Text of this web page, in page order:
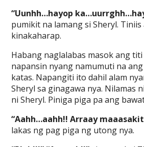
“Uunhh…hayop
pumikit na lamang si Sheryl.
kinakaharap.
Habang naglalabas masok ang
napansin nyang namumuti na
katas. Napangiti ito dahil alam
Sheryl sa ginagawa nya. Nilamas
ni Sheryl. Piniga piga pa ang
“Aahh…aahh!! Arraay
lakas ng pag piga ng utong nya.